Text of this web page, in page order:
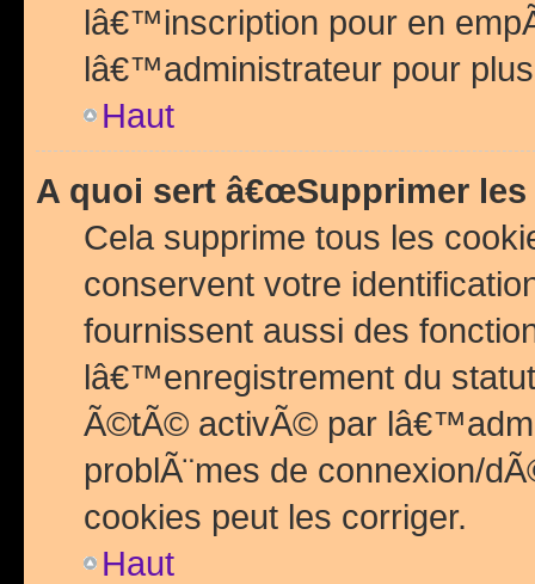
lâ€™inscription pour en
lâ€™administrateur pour
Haut
A quoi sert â€œSupprimer les
Cela supprime tous les
conservent votre
fournissent aussi des
lâ€™enregistrement du
Ã©tÃ© activÃ© par
problÃ¨mes de connexion/
cookies peut les corriger.
Haut